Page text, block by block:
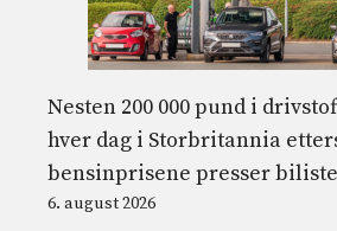
Nesten 200 000 pund i
hver dag i Storbritannia
bensinprisene presser
6. august 2026